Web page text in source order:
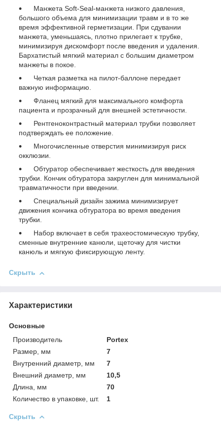
Манжета Soft-Seal-манжета низкого давления,
большого объема для минимизации травм и в то же
время эффективной герметизации. При сдувании
манжета, уменьшаясь, плотно прилегает к трубке,
минимизируя дискомфорт после введения и удаления.
Бархатистый мягкий материал с большим диаметром
манжеты в покое.
Четкая разметка на пилот-баллоне передает
важную информацию.
Фланец мягкий для максимального комфорта
пациента и прозрачный для внешней эстетичности.
Рентгеноконтрастный материал трубки позволяет
подтверждать ее положение.
Многочисленные отверстия минимизируя риск
окклюзии.
Обтуратор обеспечивает жесткость для введения
трубки. Кончик обтуратора закруглен для минимальной
травматичности при введении.
Специальный дизайн зажима минимизирует
движения кончика обтуратора во время введения
трубки.
Набор включает в себя трахеостомическую трубку,
сменные внутренние канюли, щеточку для чистки
канюль и мягкую фиксирующую ленту.
Скрыть
Характеристики
Основные
Производитель
Portex
Размер, мм
7
Внутренний диаметр, мм
7
Внешний диаметр, мм
10,5
Длина, мм
70
Количество в упаковке, шт.
1
Скрыть